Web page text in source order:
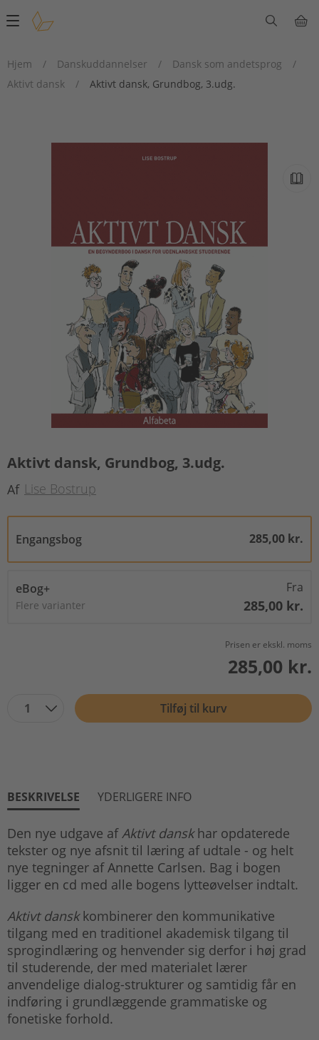
Main
Hjem
/ Danskuddannelser / Dansk som andetsprog
/
Aktivt dansk
/ Aktivt dansk, Grundbog, 3.udg.
Aktivt dansk, Grundbog, 3.udg.
Af Lise Bostrup
Engangsbog 285,00 kr.
eBog+
Flere varianter
Fra
285,00 kr.
Prisen er ekskl. moms
285,00 kr.
1 Tilføj til kurv
BESKRIVELSE YDERLIGERE INFO
Den nye udgave af Aktivt danskhar opdaterede
tekster og nye afsnit til læring af udtale - og helt
nye tegninger af Annette Carlsen. Bag i bogen
ligger en cd med alle bogens lytteøvelser indtalt.
Aktivt danskkombinerer den kommunikative
tilgang med en traditionel akademisk tilgang til
sprogindlæring og henvender sig derfor i høj grad
til studerende, der med materialet lærer
anvendelige dialog-strukturer og samtidig får en
indføring i grundlæggende grammatiske og
fonetiske forhold.